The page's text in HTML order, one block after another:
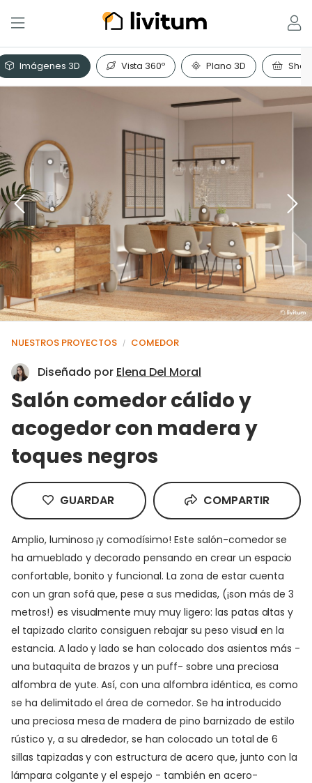
Imágenes 3D Vista 360º Plano 3D
NUESTROS PROYECTOS / COMEDOR
Diseñado por Elena Del Moral
Salón comedor cálido y
acogedor con madera y
toques negros
GUARDAR COMPARTIR
Amplio, luminoso ¡y comodísimo! Este salón-comedor se
ha amueblado y decorado pensando en crear un espacio
confortable, bonito y funcional. La zona de estar cuenta
con un gran sofá que, pese a sus medidas, (¡son más de 3
metros!) es visualmente muy muy ligero: las patas altas y
el tapizado clarito consiguen rebajar su peso visual en la
estancia. A lado y lado se han colocado dos asientos más -
una butaquita de brazos y un puff- sobre una preciosa
alfombra de yute. Así, con una alfombra idéntica, es como
se ha delimitado el área de comedor. Se ha introducido
una preciosa mesa de madera de pino barnizado de estilo
rústico y, a su alrededor, se han colocado un total de 6
sillas tapizadas y con estructura de acero que, junto con la
lámpara colgante y el espejo - también en acero-